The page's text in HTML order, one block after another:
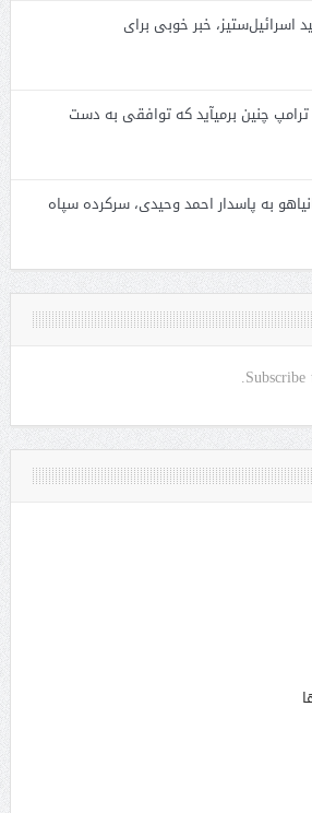
اسرائیل‌ستیز، خبر خوبی برای
ترامپ چنین برمیآید که توافقی به دست
به پاسدار احمد وحیدی، سرکرده سپاه